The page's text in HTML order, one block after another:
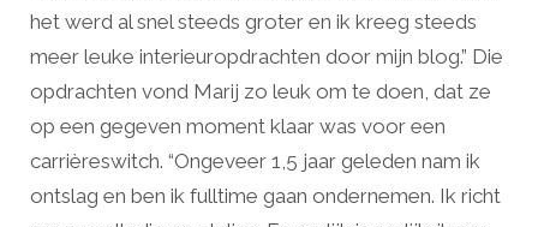
het werd al snel steeds groter en ik kreeg steeds
meer leuke interieuropdrachten door mijn blog.” Die
opdrachten vond Marij zo leuk om te doen, dat ze
op een gegeven moment klaar was voor een
carrièreswitch. “Ongeveer 1,5 jaar geleden nam ik
ontslag en ben ik fulltime gaan ondernemen. Ik richt